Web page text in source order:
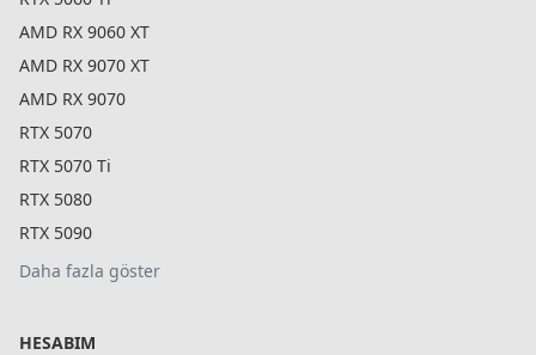
AMD RX 9060 XT
AMD RX 9070 XT
AMD RX 9070
RTX 5070
RTX 5070 Ti
RTX 5080
RTX 5090
Daha fazla göster
HESABIM